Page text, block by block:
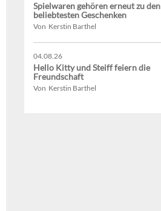
Spielwaren gehören erneut zu den
beliebtesten Geschenken
Von Kerstin Barthel
04.08.26
Hello Kitty und Steiff feiern die
Freundschaft
Von Kerstin Barthel